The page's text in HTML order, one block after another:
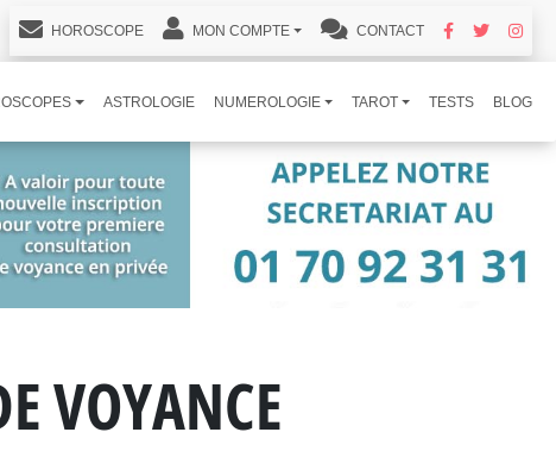
HOROSCOPE MON COMPTE CONTACT
ASTROLOGIE NUMEROLOGIE TAROT TESTS BLOG
VOYANCE